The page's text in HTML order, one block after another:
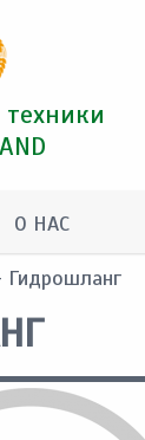
О НАС
Гидрошланг